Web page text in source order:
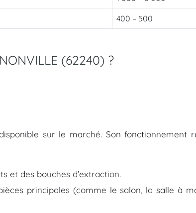
400 – 500
(62240) ?
sur le marché. Son fonctionnement
et des bouches d’extraction.
principales (comme le salon, la salle à